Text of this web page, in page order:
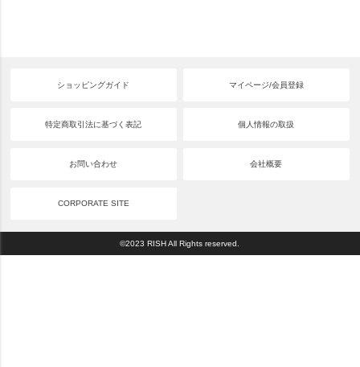
ショッピングガイド マイページ/会員登録
特定商取引法に基づく表記 個人情報の取扱
お問い合わせ 会社概要
CORPORATE SITE
©2023 RISH All Rights reserved.